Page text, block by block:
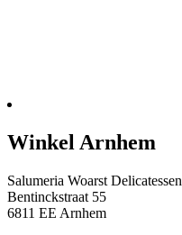
Winkel Arnhem
Salumeria Woarst Delicatessen
Bentinckstraat 55
6811 EE Arnhem